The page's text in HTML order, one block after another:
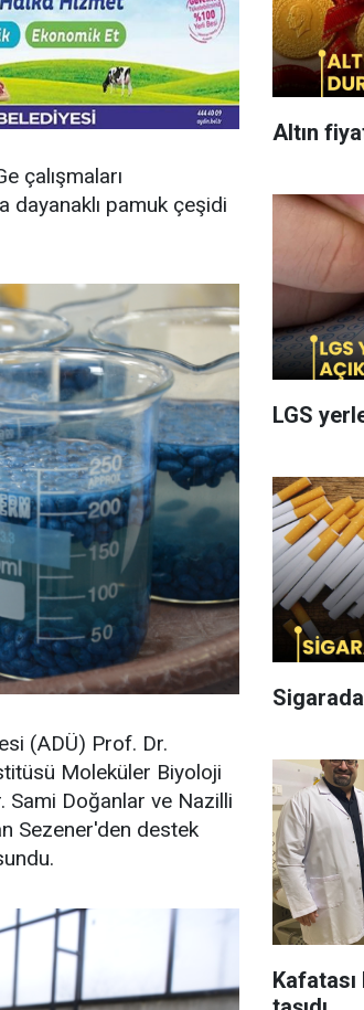
çalışmaları
dayanaklı pamuk çeşidi
(ADÜ) Prof. Dr.
Moleküler Biyoloji
Sami Doğanlar ve Nazilli
Sezener'den destek
Altın
LGS